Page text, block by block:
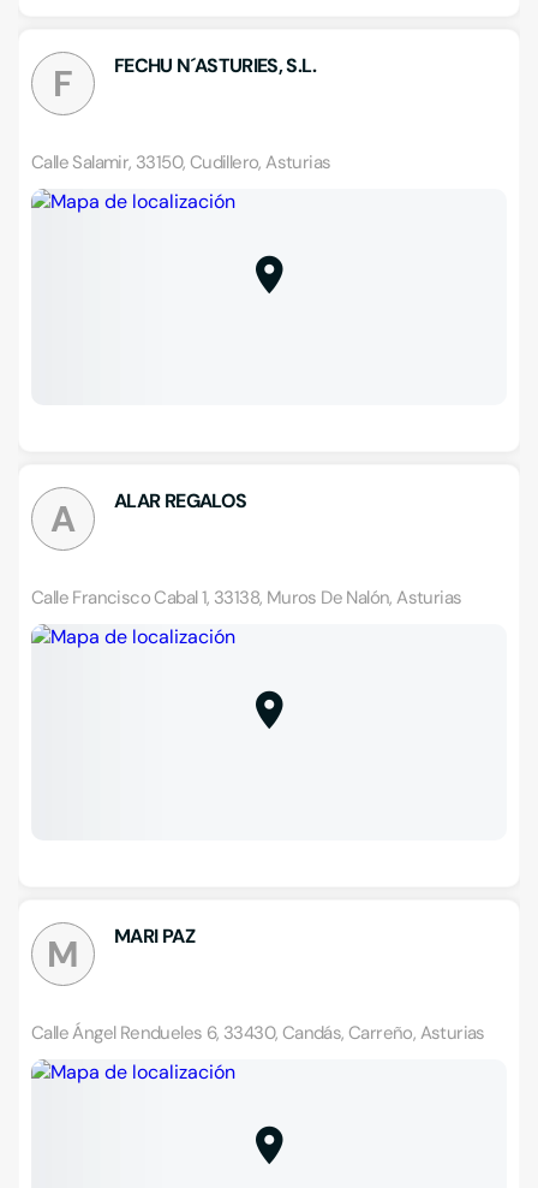
F FECHU N´ASTURIES, S.L.
Calle Salamir, 33150, Cudillero, Asturias
A ALAR REGALOS
Calle Francisco Cabal 1, 33138, Muros De Nalón, Asturias
M MARI PAZ
Calle Ángel Rendueles 6, 33430, Candás, Carreño, Asturias